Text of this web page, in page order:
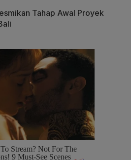
Tahap Awal Proyek